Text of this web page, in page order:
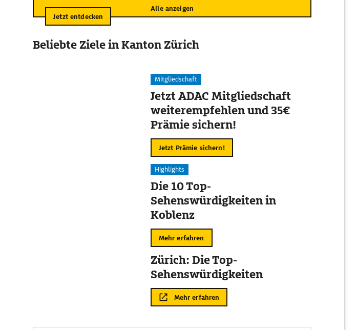
Alle anzeigen
Jetzt entdecken
Beliebte Ziele in Kanton Zürich
Mitgliedschaft
Jetzt ADAC Mitgliedschaft
weiterempfehlen und 35€
Prämie sichern!
Jetzt Prämie sichern!
Highlights
Die 10 Top-
Sehenswürdigkeiten in
Koblenz
Mehr erfahren
Zürich: Die Top-
Sehenswürdigkeiten
Mehr erfahren